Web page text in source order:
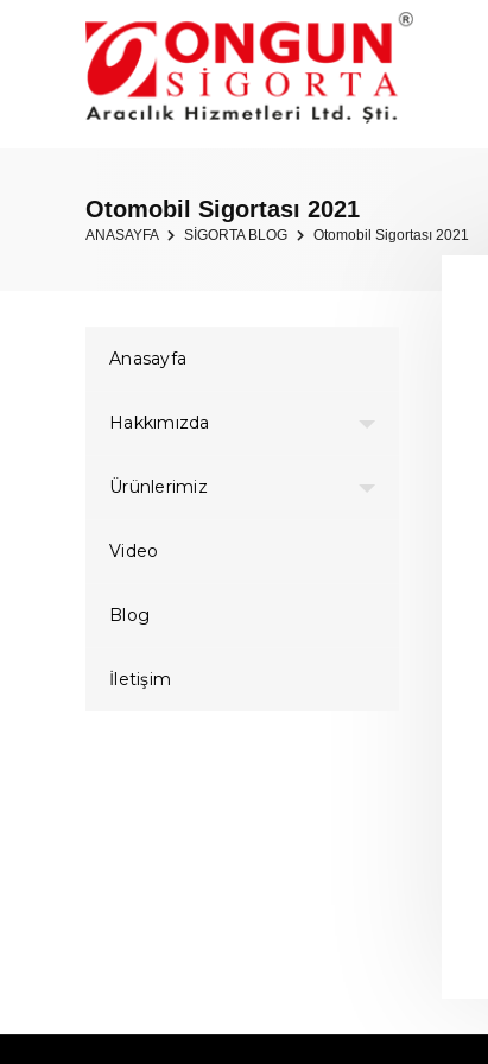
Otomobil Sigortası 2021
ANASAYFA SİGORTA BLOG Otomobil Sigortası 2021
Anasayfa
Hakkımızda
Ürünlerimiz
Video
Blog
İletişim